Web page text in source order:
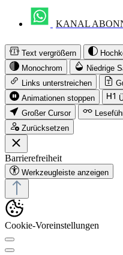
KANAL
Text vergrößern
Monochrom
Niedrige
Links unterstreichen
Animationen stoppen
Großer Cursor
Zurücksetzen
Barrierefreiheit
Werkzeugleiste anzeigen
Cookie-Voreinstellungen